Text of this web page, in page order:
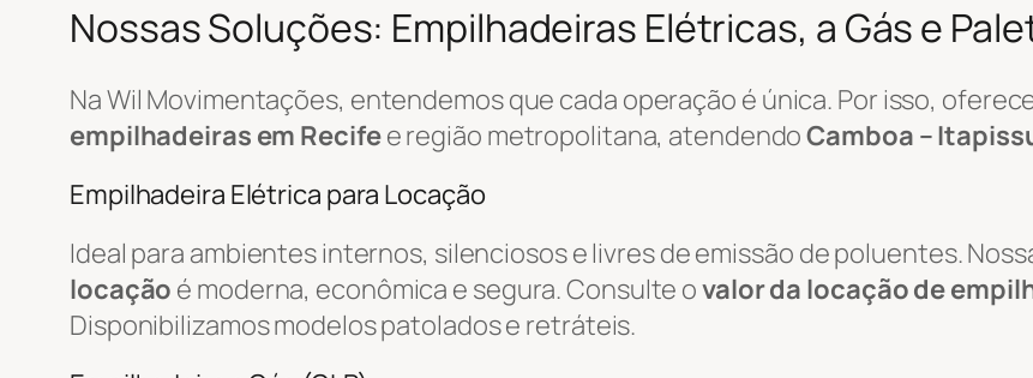
Nossas Soluções: Empilhadeiras Elétricas, a Gás e
Na Wil Movimentações, entendemos que cada operação é única. Por isso,
empilhadeiras em Recifee região metropolitana, atendendoCamboa –
Empilhadeira Elétrica para Locação
Ideal para ambientes internos, silenciosos e livres de emissão de poluentes.
locação é moderna, econômica e segura. Consulte ovalor da locação de
Disponibilizamos modelos patolados e retráteis.